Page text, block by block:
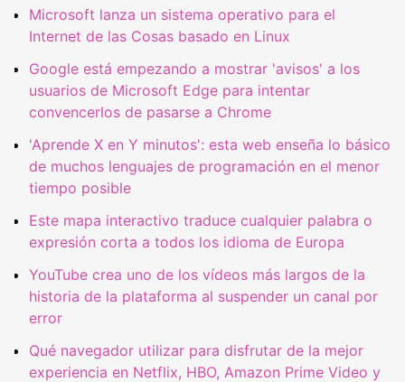
Microsoft lanza un sistema operativo para el
Internet de las Cosas basado en Linux
Google está empezando a mostrar 'avisos' a los
usuarios de Microsoft Edge para intentar
convencerlos de pasarse a Chrome
'Aprende X en Y minutos': esta web enseña lo básico
de muchos lenguajes de programación en el menor
tiempo posible
Este mapa interactivo traduce cualquier palabra o
expresión corta a todos los idioma de Europa
YouTube crea uno de los vídeos más largos de la
historia de la plataforma al suspender un canal por
error
Qué navegador utilizar para disfrutar de la mejor
experiencia en Netflix, HBO, Amazon Prime Video y